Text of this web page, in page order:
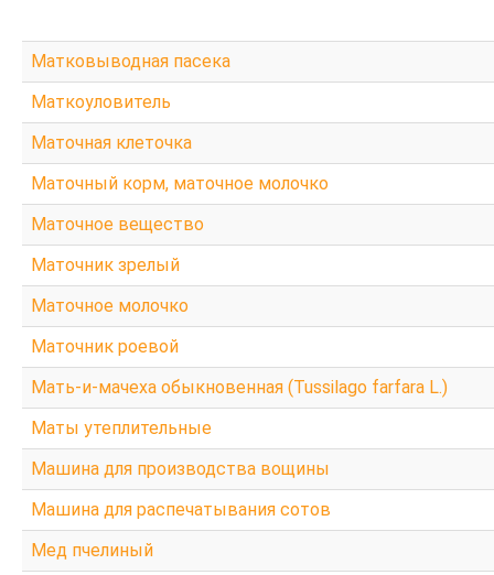
Матковыводная пасека
Маткоуловитель
Маточная клеточка
Маточный корм, маточное молочко
Маточное вещество
Маточник зрелый
Маточное молочко
Маточник роевой
Мать-и-мачеха обыкновенная (Tussilago farfara L.)
Маты утеплительные
Машина для производства вощины
Машина для распечатывания сотов
Мед пчелиный